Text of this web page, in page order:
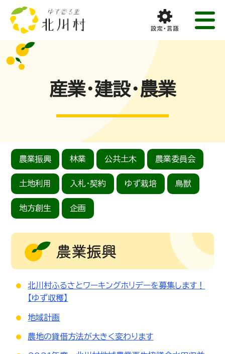
産業・建設・農業
農業振興 林業 公共土木 農業委員会
土地利用 入札・契約 ゆず栽培 鳥獣
地方創生 企画
農業振興
北川村ふるさとワーキングホリデーを募集します！
【ゆず収穫】
地域計画
農地の貸借方法が大きく変わります